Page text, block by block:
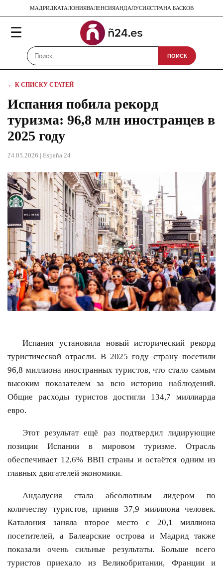
МАДРИДКАТАЛОНИЯВАЛЕНСИЯАНДАЛУСИЯСТРАНА БАСКОВ
☰
ПОИСК
← К СПИСКУ СТАТЕЙ
Испания побила рекорд
туризма: 96,8 млн иностранцев в
2025 году
24.05.2026 | España 24
Испания установила новый исторический рекорд
туристической отрасли. В 2025 году страну посетили
96,8 миллиона иностранных туристов, что стало самым
высоким показателем за всю историю наблюдений.
Общие расходы туристов достигли 134,7 миллиарда
евро.
Этот результат ещё раз подтвердил лидирующие
позиции Испании в мировом туризме. Отрасль
обеспечивает 12,6% ВВП страны и остаётся одним из
главных двигателей экономики.
Андалусия стала абсолютным лидером по
количеству туристов, приняв 37,9 миллиона человек.
Каталония заняла второе место с 20,1 миллиона
посетителей, а Балеарские острова и Мадрид также
показали очень сильные результаты. Больше всего
туристов приехало из Великобритании, Франции и